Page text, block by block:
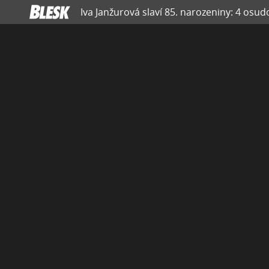
Iva Janžurová slaví 85. narozeniny: 4